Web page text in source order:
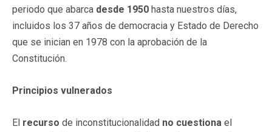
periodo que abarca desde 1950 hasta nuestros días,
incluidos los 37 años de democracia y Estado de Derecho
que se inician en 1978 con la aprobación de la
Constitución.
Principios vulnerados
El recurso de inconstitucionalidad no cuestiona el